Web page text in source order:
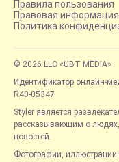
Правила пользования
Правовая информация
Политика
© 2026 LLC «UBT MEDIA»
Идентификатор онлайн-
R40-05347
Styler является
рассказывающим о людях,
новостей.
Фотографии,